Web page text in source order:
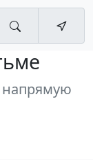
напрямую